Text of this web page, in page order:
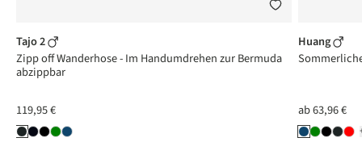
Tajo 2
Zipp off Wanderhose - Im Handumdrehen zur Bermuda
abzippbar
119,95 €
Huang
ab63,96 €